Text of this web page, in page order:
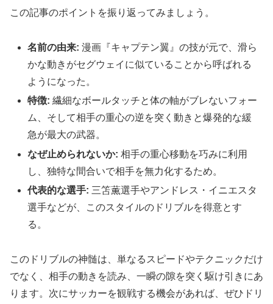
この記事のポイントを振り返ってみましょう。
名前の由来: 漫画『キャプテン翼』の技が元で、滑ら
かな動きがセグウェイに似ていることから呼ばれる
ようになった。
特徴: 繊細なボールタッチと体の軸がブレないフォー
ム、そして相手の重心の逆を突く動きと爆発的な緩
急が最大の武器。
なぜ止められないか: 相手の重心移動を巧みに利用
し、独特な間合いで相手を無力化するため。
代表的な選手: 三笘薫選手やアンドレス・イニエスタ
選手などが、このスタイルのドリブルを得意とす
る。
このドリブルの神髄は、単なるスピードやテクニックだけ
でなく、相手の動きを読み、一瞬の隙を突く駆け引きにあ
ります。次にサッカーを観戦する機会があれば、ぜひドリ